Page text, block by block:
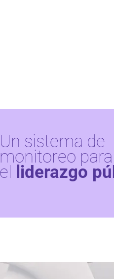
Un sistema de
monitoreo para
el liderazgo